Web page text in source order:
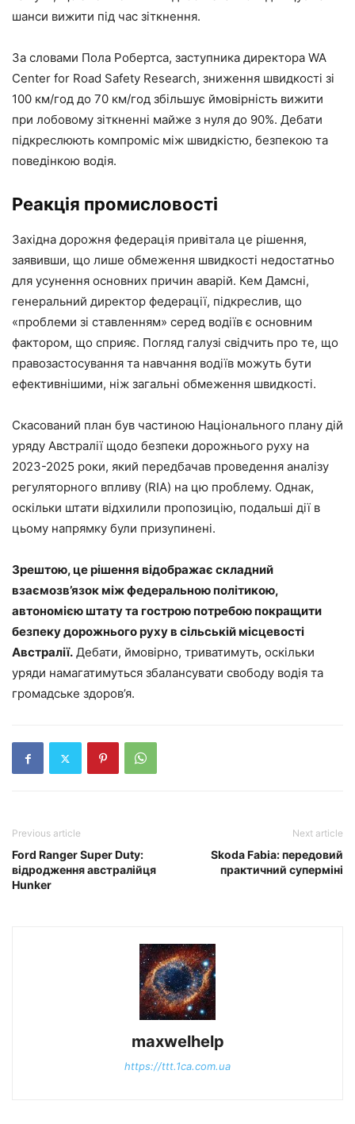
шанси вижити під час зіткнення.
За словами Пола Робертса, заступника директора WA
Center for Road Safety Research, зниження швидкості зі
100 км/год до 70 км/год збільшує ймовірність вижити
при лобовому зіткненні майже з нуля до 90%. Дебати
підкреслюють компроміс між швидкістю, безпекою та
поведінкою водія.
Реакція промисловості
Західна дорожня федерація привітала це рішення,
заявивши, що лише обмеження швидкості недостатньо
для усунення основних причин аварій. Кем Дамсні,
генеральний директор федерації, підкреслив, що
«проблеми зі ставленням» серед водіїв є основним
фактором, що сприяє. Погляд галузі свідчить про те, що
правозастосування та навчання водіїв можуть бути
ефективнішими, ніж загальні обмеження швидкості.
Скасований план був частиною Національного плану дій
уряду Австралії щодо безпеки дорожнього руху на
2023-2025 роки, який передбачав проведення аналізу
регуляторного впливу (RIA) на цю проблему. Однак,
оскільки штати відхилили пропозицію, подальші дії в
цьому напрямку були призупинені.
Зрештою, це рішення відображає складний
взаємозв’язок між федеральною політикою,
автономією штату та гострою потребою покращити
безпеку дорожнього руху в сільській місцевості
Австралії. Дебати, ймовірно, триватимуть, оскільки
уряди намагатимуться збалансувати свободу водія та
громадське здоров’я.
Previous article
Ford Ranger Super Duty:
відродження австралійця
Hunker
Next article
Skoda Fabia: передовий
практичний суперміні
maxwelhelp
https://ttt.1ca.com.ua